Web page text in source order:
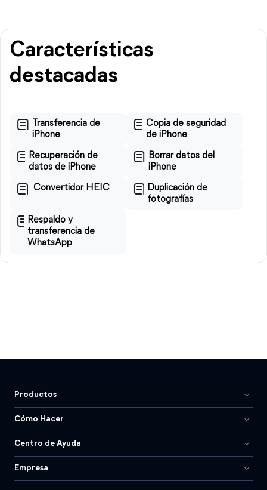
Características
destacadas
Transferencia de
iPhone
Copia de seguridad
de iPhone
Recuperación de
datos de iPhone
Borrar datos del
iPhone
Convertidor HEIC
Duplicación de
fotografías
Respaldo y
transferencia de
WhatsApp
Productos
Cómo Hacer
Centro de Ayuda
Empresa